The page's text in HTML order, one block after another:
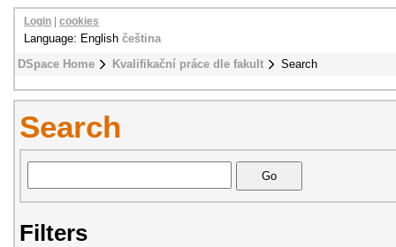
DSpace Home Kvalifikační práce dle fakult Search
Login cookies
Language: English čeština
Search
Filters